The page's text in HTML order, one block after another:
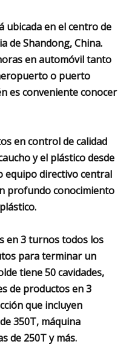
ubicada en el centro de
de Shandong, China.
en automóvil tanto
o puerto
es conveniente conocer
en control de calidad
y el plástico desde
equipo directivo central
profundo conocimiento
en 3 turnos todos los
para terminar un
tiene 50 cavidades,
de productos en 3
que incluyen
350T, máquina
de 250T y más.